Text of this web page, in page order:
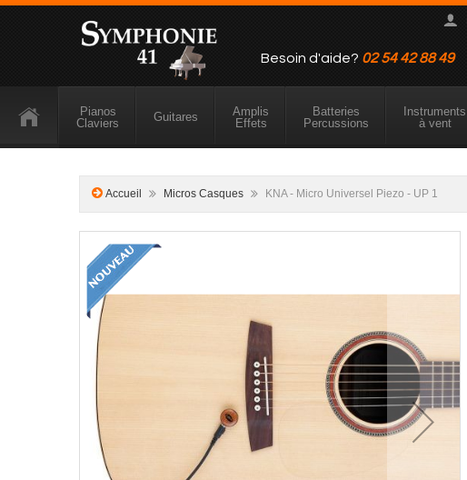
Besoin d'aide? 02 54 42 88 49
Pianos
Claviers
Guitares
Amplis
Effets
Batteries
Percussions
Instruments
à vent
Accueil Micros Casques KNA - Micro Universel Piezo - UP 1